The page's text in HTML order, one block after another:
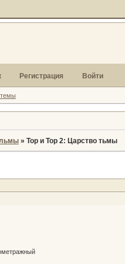
Регистрация Войти
» Тор и Тор 2: Царство тьмы